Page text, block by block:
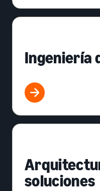
Ingeniería
soluciones